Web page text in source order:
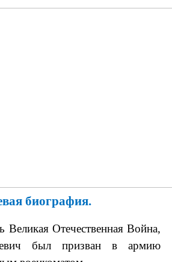
биография.
Отечественная Война,
был призван в армию